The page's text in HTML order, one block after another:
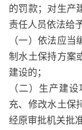
的罚款；对生产
责任人员依法给
（一）依法应
制水土保持方案
建设的；
（二）生产建
充、修改水土保
经原审批机关批